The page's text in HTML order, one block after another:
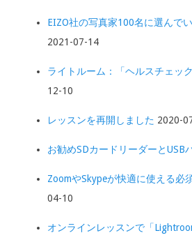
EIZO社の写真家100名に選んで
2021-07-14
ライトルーム：「ヘルスチェッ
12-10
レッスンを再開しました 2020-
お勧めSDカードリーダーとUSB
ZoomやSkypeが快適に使える必
04-10
オンラインレッスンで「